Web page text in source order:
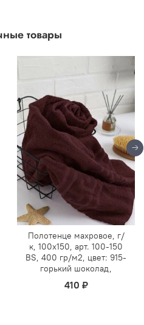
товары
Полотенце махровое, г/
к, 100х150, арт. 100-150
BS, 400 гр/м2, цвет: 915-
горький шоколад,
410 ₽